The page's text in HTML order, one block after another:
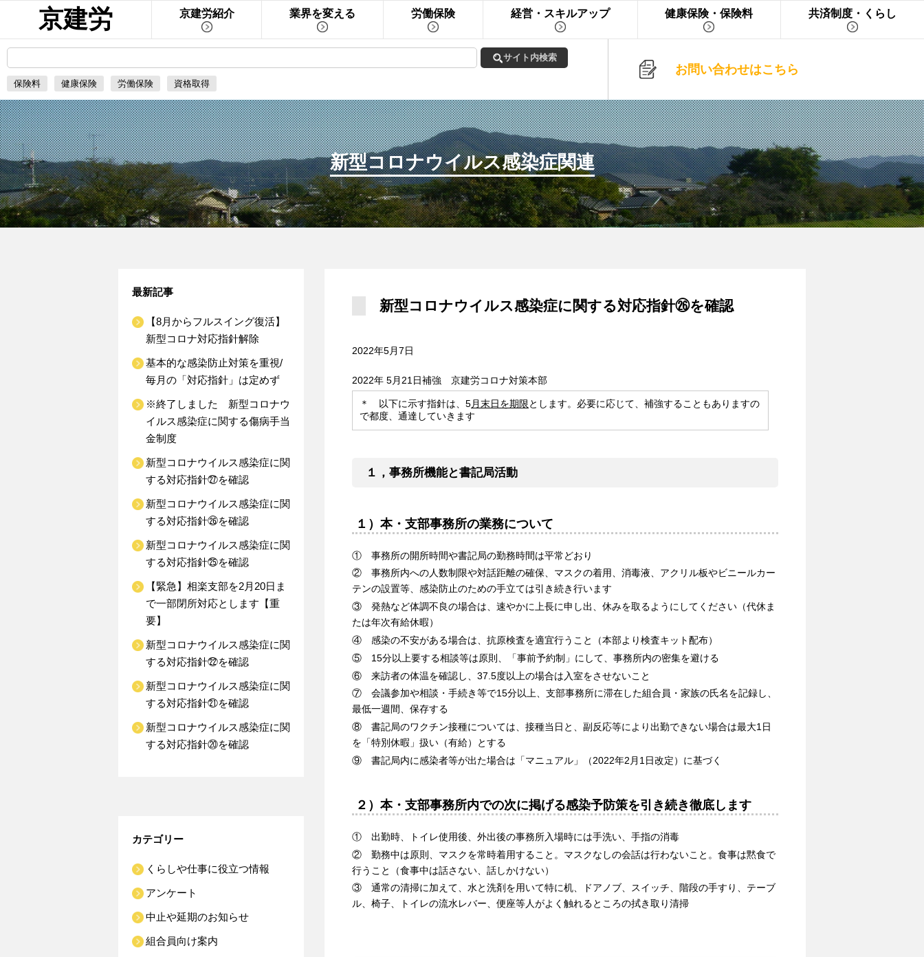
京建労 京建労紹介 業界を変える 労働保険 経営・スキルアップ 健康保険・保険料 共済制度・くらし
保険料 健康保険 労働保険 資格取得
お問い合わせはこちら
新型コロナウイルス感染症関連
新型コロナウイルス感染症に関する対応指針㉖を確認
2022年5月7日
2022年 5月21日補強 京建労コロナ対策本部
＊ 以下に示す指針は、5月末日を期限とします。必要に応じて、補強することもありますの
で都度、通達していきます
１，事務所機能と書記局活動
１）本・支部事務所の業務について
① 事務所の開所時間や書記局の勤務時間は平常どおり
② 事務所内への人数制限や対話距離の確保、マスクの着用、消毒液、アクリル板やビニールカー
テンの設置等、感染防止のための手立ては引き続き行います
③ 発熱など体調不良の場合は、速やかに上長に申し出、休みを取るようにしてください（代休ま
たは年次有給休暇）
④ 感染の不安がある場合は、抗原検査を適宜行うこと（本部より検査キット配布）
⑤ 15分以上要する相談等は原則、「事前予約制」にして、事務所内の密集を避ける
⑥ 来訪者の体温を確認し、37.5度以上の場合は入室をさせないこと
⑦ 会議参加や相談・手続き等で15分以上、支部事務所に滞在した組合員・家族の氏名を記録し、
最低一週間、保存する
⑧ 書記局のワクチン接種については、接種当日と、副反応等により出勤できない場合は最大1日
を「特別休暇」扱い（有給）とする
⑨ 書記局内に感染者等が出た場合は「マニュアル」（2022年2月1日改定）に基づく
２）本・支部事務所内での次に掲げる感染予防策を引き続き徹底します
① 出勤時、トイレ使用後、外出後の事務所入場時には手洗い、手指の消毒
② 勤務中は原則、マスクを常時着用すること。マスクなしの会話は行わないこと。食事は黙食で
行うこと（食事中は話さない、話しかけない）
③ 通常の清掃に加えて、水と洗剤を用いて特に机、ドアノブ、スイッチ、階段の手すり、テーブ
ル、椅子、トイレの流水レバー、便座等人がよく触れるところの拭き取り清掃
最新記事
【8月からフルスイング復活】
新型コロナ対応指針解除
基本的な感染防止対策を重視/
毎月の「対応指針」は定めず
※終了しました 新型コロナウ
イルス感染症に関する傷病手当
金制度
新型コロナウイルス感染症に関
する対応指針㉗を確認
新型コロナウイルス感染症に関
する対応指針㉖を確認
新型コロナウイルス感染症に関
する対応指針㉕を確認
【緊急】相楽支部を2月20日ま
で一部閉所対応とします【重
要】
新型コロナウイルス感染症に関
する対応指針㉒を確認
新型コロナウイルス感染症に関
する対応指針㉑を確認
新型コロナウイルス感染症に関
する対応指針⑳を確認
カテゴリー
くらしや仕事に役立つ情報
アンケート
中止や延期のお知らせ
組合員向け案内